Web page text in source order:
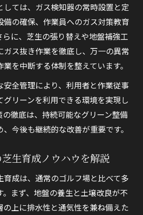
しては、ガス検知器の常時設置と定
備の確保、作業員へのガス対策教育
に、芝生の張り替えや地盤補強工
ガス抜き作業を徹底し、万一の異常
を中断する体制を整えています。
安全管理により、利用者と作業従事
リーンを利用できる環境を実現し
の徹底は、持続可能なグリーン整備
今後も継続的な改善が重要です。
生育成ノウハウを解説
成は、通常のゴルフ場と比べて多
。まず、地盤の養生と土壌改良が不
の上に排水性と通気性を兼ね備えた